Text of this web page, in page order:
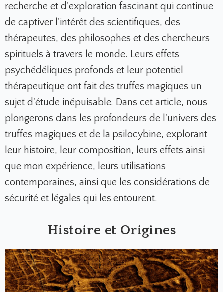
recherche et d'exploration fascinant qui continue
de captiver l'intérêt des scientifiques, des
thérapeutes, des philosophes et des chercheurs
spirituels à travers le monde. Leurs effets
psychédéliques profonds et leur potentiel
thérapeutique ont fait des truffes magiques un
sujet d'étude inépuisable. Dans cet article, nous
plongerons dans les profondeurs de l'univers des
truffes magiques et de la psilocybine, explorant
leur histoire, leur composition, leurs effets ainsi
que mon expérience, leurs utilisations
contemporaines, ainsi que les considérations de
sécurité et légales qui les entourent.
Histoire et Origines